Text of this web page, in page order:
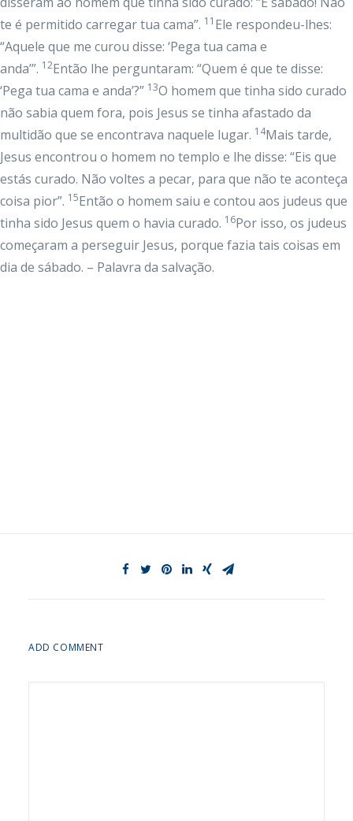
te é permitido carregar tua cama”. 11 Ele respondeu-lhes:
“Aquele que me curou disse: ‘Pega tua cama e
anda’”. 12Então lhe perguntaram: “Quem é que te disse:
‘Pega tua cama e anda’?” 13O homem que tinha sido curado
não sabia quem fora, pois Jesus se tinha afastado da
multidão que se encontrava naquele lugar. 14Mais tarde,
Jesus encontrou o homem no templo e lhe disse: “Eis que
estás curado. Não voltes a pecar, para que não te aconteça
coisa pior”. 15Então o homem saiu e contou aos judeus que
tinha sido Jesus quem o havia curado. 16Por isso, os judeus
começaram a perseguir Jesus, porque fazia tais coisas em
dia de sábado. – Palavra da salvação.
ADD COMMENT